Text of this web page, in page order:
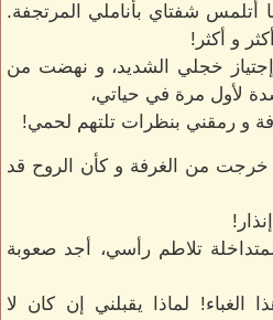
أتلمس شفتاي بأناملي المرتجفة.
و أكثر!
خجلي الشديد، و نهضت من
لأول مرة في حياتي،
و رمقني بنظرات تلتهم لحمي!
من الغرفة و كأن الروح قد
تلاطم رأسي، أجد صعوبة
الغباء! لماذا يقبلني إن كان لا